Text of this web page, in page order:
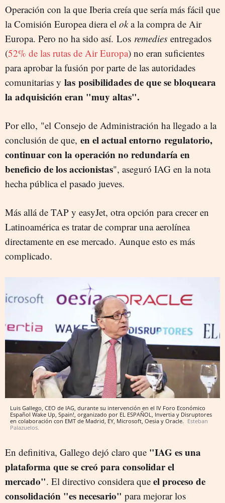
Operación con la que Iberia creía que sería más fácil que
la Comisión Europea diera el oka la compra de Air
Europa. Pero no ha sido así. Los remedies entregados
(52% de las rutas de Air Europa) no eran suficientes
para aprobar la fusión por parte de las autoridades
comunitarias y las posibilidades de que se bloqueara
la adquisición eran "muy altas".
Por ello, "el Consejo de Administración ha llegado a la
conclusión de que, en el actual entorno regulatorio,
continuar con la operación no redundaría en
beneficio de los accionistas", aseguró IAG en la nota
hecha pública el pasado jueves.
Más allá de TAP y easyJet, otra opción para crecer en
Latinoamérica es tratar de comprar una aerolínea
directamente en ese mercado. Aunque esto es más
complicado.
Luis Gallego, CEO de IAG, durante su intervención en el IV Foro Económico
Español Wake Up, Spain!, organizado por EL ESPAÑOL, Invertia y Disruptores
en colaboración con EMT de Madrid, EY, Microsoft, Oesia y Oracle. Esteban
Palazuelos.
En definitiva, Gallego dejó claro que "IAG es una
plataforma que se creó para consolidar el
mercado". El directivo considera que el proceso de
consolidación "es necesario" para mejorar los